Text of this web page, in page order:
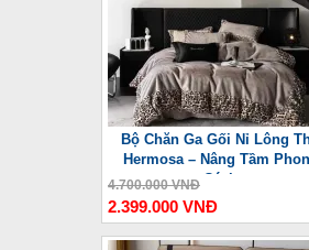
Bộ Chăn Ga Gối Nỉ Lông
Hermosa – Nâng Tầm
Cách
4.700.000 VNĐ
2.399.000 VNĐ